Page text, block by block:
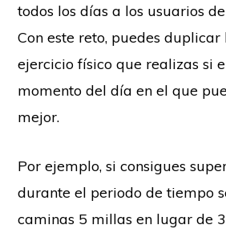
todos los días a los usuarios
Con este reto, puedes
ejercicio físico que realizas si
momento del día en el que
mejor.
Por ejemplo, si consigues
durante el periodo de tiempo
caminas 5 millas en lugar de